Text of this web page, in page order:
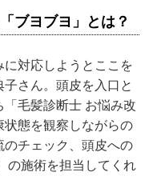
ブヨブヨ」とは？
対応しようとここを
さん。頭皮を入口と
毛髪診断士 お悩み改
態を観察しながらの
チェック、頭皮への
の施術を担当してくれ